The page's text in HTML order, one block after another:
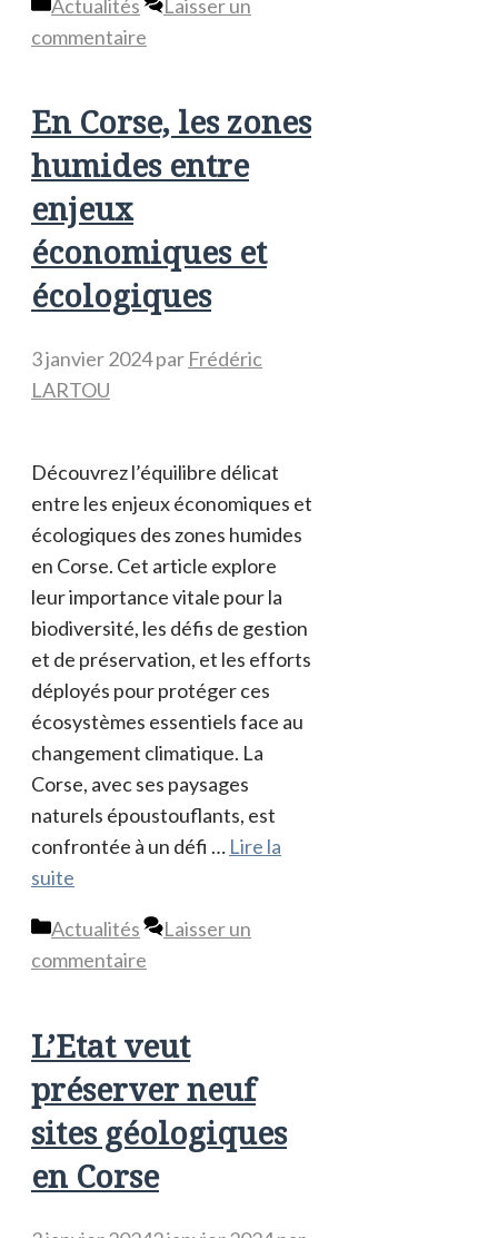
Actualités
Laisser un
commentaire
En Corse, les zones
humides entre
enjeux
économiques et
écologiques
3 janvier 2024par Frédéric
LARTOU
Découvrez l’équilibre délicat
entre les enjeux économiques et
écologiques des zones humides
en Corse. Cet article explore
leur importance vitale pour la
biodiversité, les défis de gestion
et de préservation, et les efforts
déployés pour protéger ces
écosystèmes essentiels face au
changement climatique. La
Corse, avec ses paysages
naturels époustouflants, est
confrontée à un défi … Lire la
suite
Catégories
Actualités
Laisser un
commentaire
L’Etat veut
préserver neuf
sites géologiques
en Corse